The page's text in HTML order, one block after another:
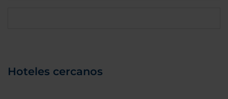
Hoteles cercanos